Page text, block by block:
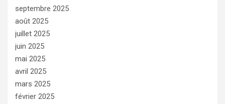
septembre 2025
août 2025
juillet 2025
juin 2025
mai 2025
avril 2025
mars 2025
février 2025